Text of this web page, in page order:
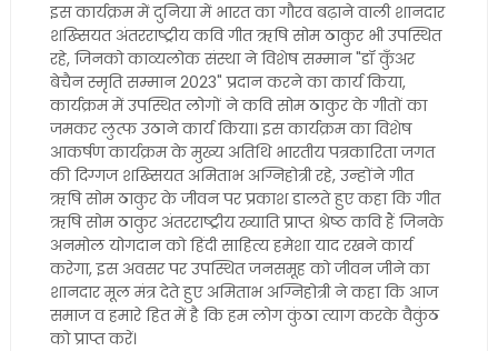
इस कार्यक्रम में दुनिया में भारत का गौरव बढ़ाने वाली शानदार
शख्सियत अंतरराष्ट्रीय कवि गीत ऋषि सोम ठाकुर भी उपस्थित
रहे, जिनको काव्यलोक संस्था ने विशेष सम्मान "डॉ कुँअर
बेचैन स्मृति सम्मान 2023" प्रदान करने का कार्य किया,
कार्यक्रम में उपस्थित लोगों ने कवि सोम ठाकुर के गीतों का
जमकर लुत्फ उठाने कार्य किया। इस कार्यक्रम का विशेष
आकर्षण कार्यक्रम के मुख्य अतिथि भारतीय पत्रकारिता जगत
की दिग्गज शख्सियत अमिताभ अग्निहोत्री रहे, उन्होंने गीत
ऋषि सोम ठाकुर के जीवन पर प्रकाश डालते हुए कहा कि गीत
ऋषि सोम ठाकुर अंतरराष्ट्रीय ख्याति प्राप्त श्रेष्ठ कवि हैं जिनके
अनमोल योगदान को हिंदी साहित्य हमेशा याद रखने कार्य
करेगा, इस अवसर पर उपस्थित जनसमूह को जीवन जीने का
शानदार मूल मंत्र देते हुए अमिताभ अग्निहोत्री ने कहा कि आज
समाज व हमारे हित में है कि हम लोग कुंठा त्याग करके वैकुंठ
को प्राप्त करें।